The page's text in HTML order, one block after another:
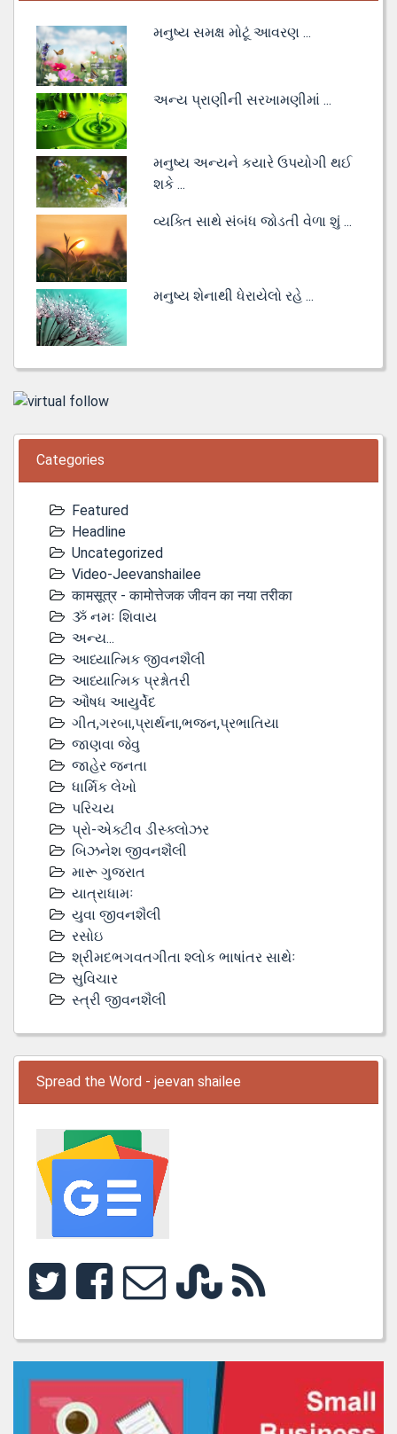
મનુષ્ય સમક્ષ મોટૂં આવરણ ...
અન્ય પ્રાણીની સરખામણીમાં ...
મનુષ્ય અન્યને કયારે ઉપયોગી થઈ
શકે ...
વ્યક્તિ સાથે સંબંધ જોડતી વેળા શું ...
મનુષ્ય શેનાથી ધેરાયેલો રહે ...
Categories
Featured
Headline
Uncategorized
Video-Jeevanshailee
कामसूत्र - कामोत्तेजक जीवन का नया तरीका
ૐ નમઃ શિવાય
અન્ય...
આધ્યાત્મિક જીવનશૈલી
આધ્યાત્મિક પ્રશ્નોતરી
ઔષધ આયુર્વેદ
ગીત,ગરબા,પ્રાર્થના,ભજન,પ્રભાતિયા
જાણવા જેવુ
જાહેર જનતા
ધાર્મિક લેખો
પરિચય
પ્રો-એક્ટીવ ડીસ્‍ક્લોઝર
બિઝનેશ જીવનશૈલી
મારૂ ગુજરાત
યાત્રાધામઃ
યુવા જીવનશૈલી
રસોઇ
શ્રીમદભગવતગીતા શ્લોક ભાષાંતર સાથેઃ
સુવિચાર
સ્ત્રી જીવનશૈલી
Spread the Word - jeevan shailee